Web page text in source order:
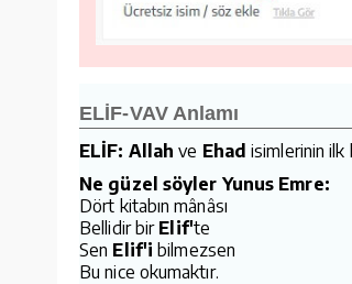
ELİF-VAV Anlamı
ELİF: Allah ve Ehad isimlerinin ilk
Ne güzel söyler Yunus Emre:
Dört kitabın mânâsı
Bellidir bir Elif'te
Sen Elif'i bilmezsen
Bu nice okumaktır.